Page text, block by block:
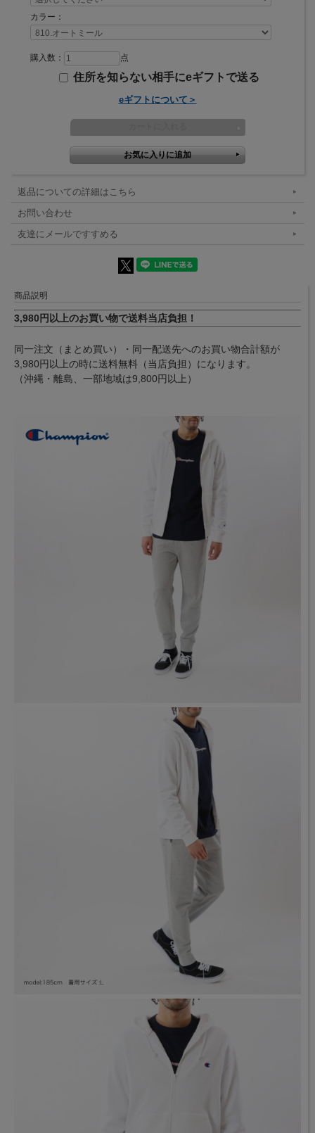
カラー：
購入数： 点
住所を知らない相手にeギフトで送る
eギフトについて＞
返品についての詳細はこちら
お問い合わせ
友達にメールですすめる
商品説明
3,980円以上のお買い物で送料当店負担！
同一注文（まとめ買い）・同一配送先へのお買い物合計額が
3,980円以上の時に送料無料（当店負担）になります。
（沖縄・離島、一部地域は9,800円以上）